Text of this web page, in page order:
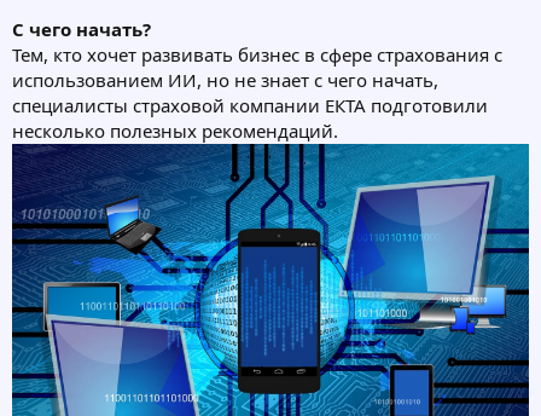
С чего начать?
Тем, кто хочет развивать бизнес в сфере страхования с
использованием ИИ, но не знает с чего начать,
специалисты страховой компании ЕКТА подготовили
несколько полезных рекомендаций.